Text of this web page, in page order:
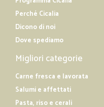
Perché Cicalia
Dicono di noi
Dove spediamo
Migliori categorie
Carne fresca e lavorata
Salumi e affettati
Pasta, riso e cerali